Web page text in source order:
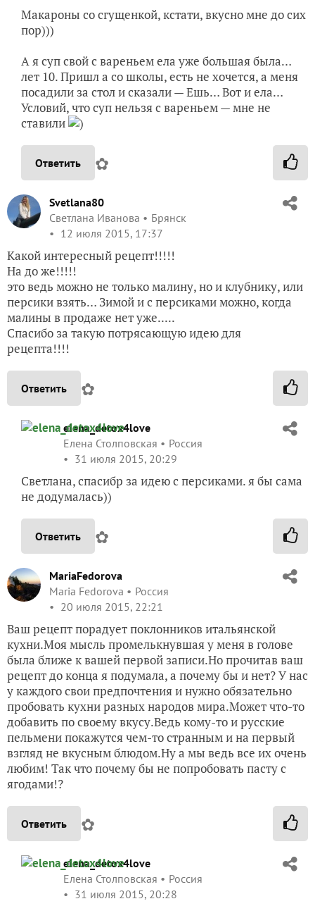
Макароны со сгущенкой, кстати, вкусно мне до сих
пор)))
А я суп свой с вареньем ела уже большая была…
лет 10. Пришл а со школы, есть не хочется, а меня
посадили за стол и сказали — Ешь… Вот и ела…
Условий, что суп нельзя с вареньем — мне не
ставили
)
Ответить ✿
Svetlana80
Светлана Иванова
Брянск
12 июля 2015, 17:37
Какой интересный рецепт!!!!!
На до же!!!!!
это ведь можно не только малину, но и клубнику, или
персики взять… Зимой и с персиками можно, когда
малины в продаже нет уже.....
Спасибо за такую потрясающую идею для
рецепта!!!!
Ответить ✿
elena_detox4love
Елена Столповская
Россия
31 июля 2015, 20:29
Светлана, спасибр за идею с персиками. я бы сама
не додумалась))
Ответить ✿
MariaFedorova
Maria Fedorova
Россия
20 июля 2015, 22:21
Ваш рецепт порадует поклонников итальянской
кухни.Моя мысль промелькнувшая у меня в голове
была ближе к вашей первой записи.Но прочитав ваш
рецепт до конца я подумала, а почему бы и нет? У нас
у каждого свои предпочтения и нужно обязательно
пробовать кухни разных народов мира.Может что-то
добавить по своему вкусу.Ведь кому-то и русские
пельмени покажутся чем-то странным и на первый
взгляд не вкусным блюдом.Ну а мы ведь все их очень
любим! Так что почему бы не попробовать пасту с
ягодами!?
Ответить ✿
elena_detox4love
Елена Столповская
Россия
31 июля 2015, 20:28